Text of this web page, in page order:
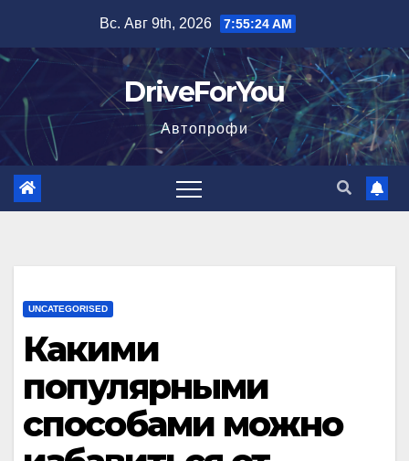
содержимому
Вс. Авг 9th, 2026 7:55:26 AM
DriveForYou
Автопрофи
UNCATEGORISED
Какими
популярными
способами можно